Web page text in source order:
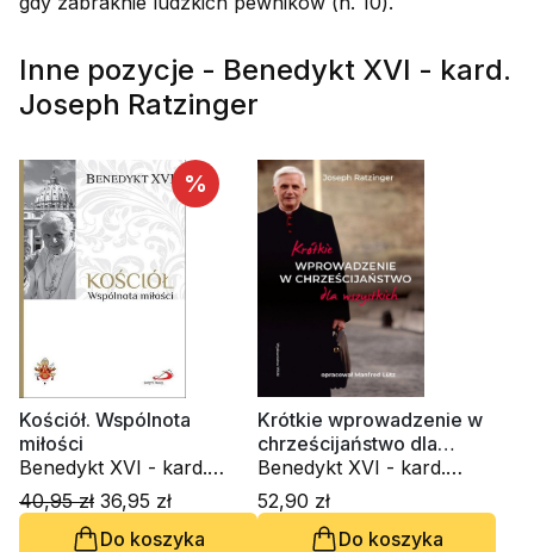
Inne pozycje - Benedykt XVI - kard.
Joseph Ratzinger
%
Kościół. Wspólnota
miłości
Benedykt XVI - kard.
Joseph Ratzinger
40,95 zł 36,95 zł
Do koszyka
Krótkie wprowadzenie w
chrześcijaństwo dla
wszystkich
Benedykt XVI - kard.
Joseph Ratzinger
52,90 zł
Do koszyka